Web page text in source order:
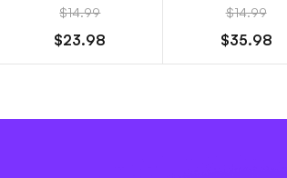
$14.99
$23.98
$14.99
$35.98